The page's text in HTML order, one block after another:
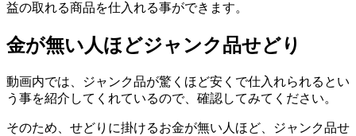
益の取れる商品を仕入れる事ができます。
金が無い人ほどジャンク品せどり
動画内では、ジャンク品が驚くほど安くで仕入れられるとい
う事を紹介してくれているので、確認してみてください。
そのため、せどりに掛けるお金が無い人ほど、ジャンク品せ